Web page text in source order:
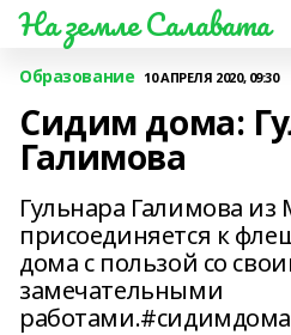
На земле Салавата
Образование 10 АПРЕЛЯ 2020, 09:30
Сидим дома:
Галимова
Гульнара Галимова из
присоединяется к
дома с пользой со
замечательными